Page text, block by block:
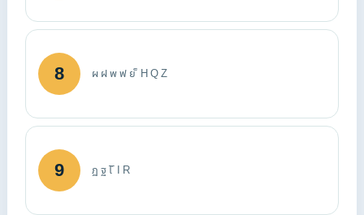
8 ผ ฝ พ ฟ ย ็ H Q Z
9 ฏ ฐ ไ ์ I R